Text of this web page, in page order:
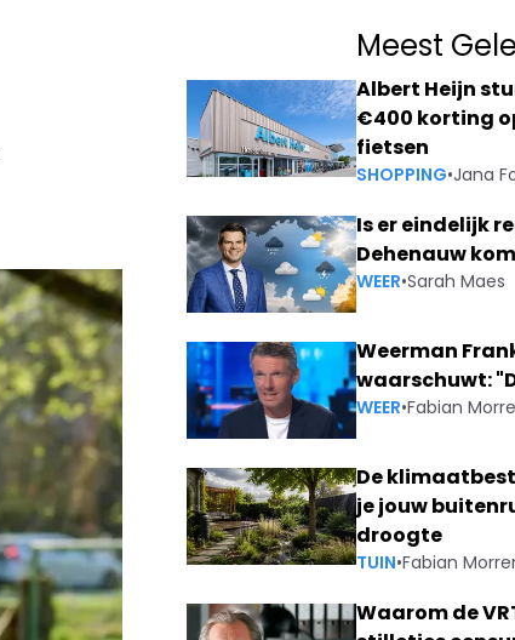
Meest
Albert Heijn
€400 korting
fietsen
SHOPPING•Jana
Is er eindelijk
Dehenauw
WEER•Sarah Maes
Weerman
waarschuwt:
WEER•Fabian
De
je jouw
droogte
TUIN•Fabian
Waarom de